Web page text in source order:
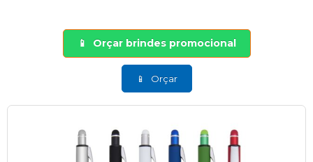
Orçar brindes promocional
Orçar